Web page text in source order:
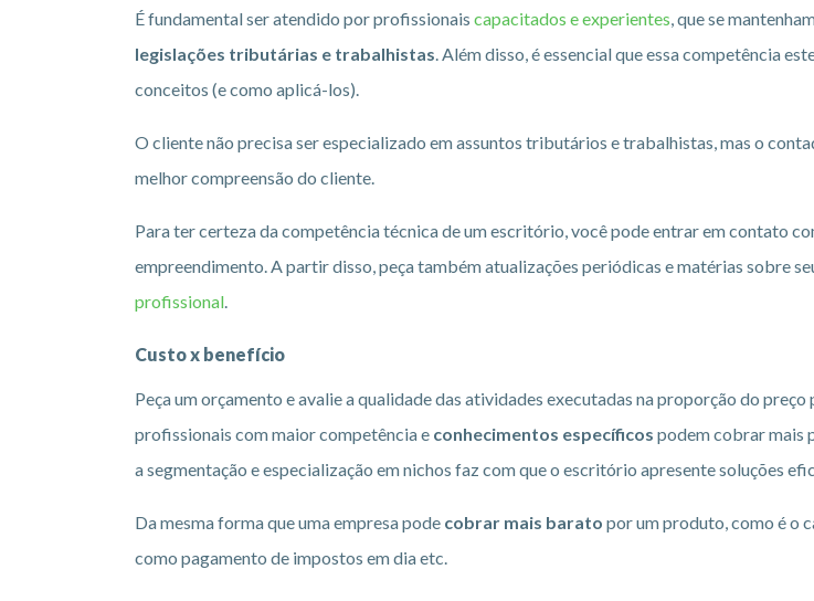
É fundamental ser atendido por profissionais capacitados e experientes, que se
legislações tributárias e trabalhistas. Além disso, é essencial que essa competência
conceitos (e como aplicá-los).
O cliente não precisa ser especializado em assuntos tributários e trabalhistas, mas o
melhor compreensão do cliente.
Para ter certeza da competência técnica de um escritório, você pode entrar em contato
empreendimento. A partir disso, peça também atualizações periódicas e matérias sobre
profissional.
Custo x benefício
Peça um orçamento e avalie a qualidade das atividades executadas na proporção do
profissionais com maior competência e conhecimentos específicos podem cobrar mais
a segmentação e especialização em nichos faz com que o escritório apresente soluções
Da mesma forma que uma empresa pode cobrar mais barato por um produto, como é o
como pagamento de impostos em dia etc.